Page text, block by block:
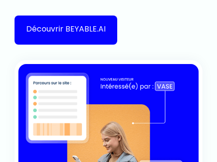
Découvrir BEYABLE.AI